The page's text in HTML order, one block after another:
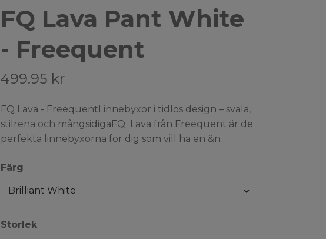
FQ Lava Pant White
- Freequent
499.95 kr
FQ Lava - FreequentLinnebyxor i tidlös design – svala,
stilrena och mångsidigaFQ Lava från Freequent är de
perfekta linnebyxorna för dig som vill ha en &n
Färg
Brilliant White
Storlek